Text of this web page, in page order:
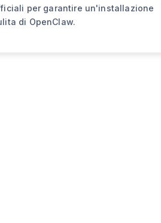
per garantire un'installazione
di OpenClaw.